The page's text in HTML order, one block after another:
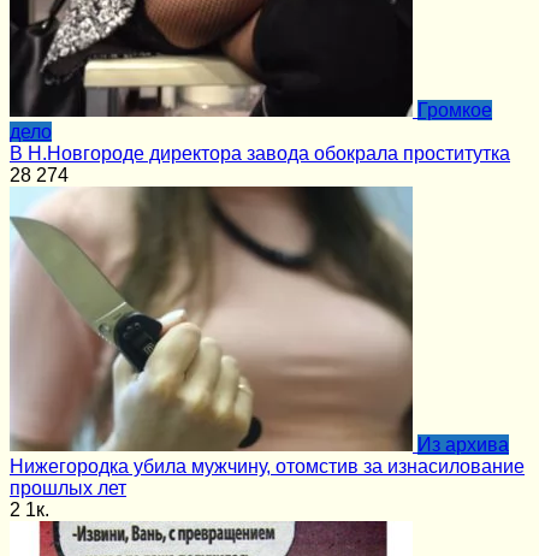
Громкое
дело
В Н.Новгороде директора завода обокрала проститутка
28 274
Из архива
Нижегородка убила мужчину, отомстив за изнасилование
прошлых лет
2 1к.